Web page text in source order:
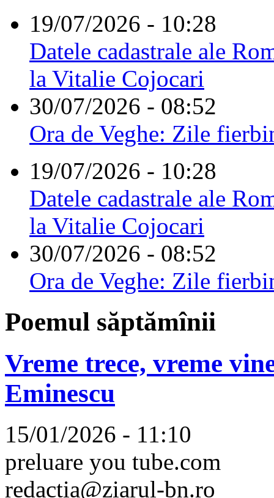
19/07/2026 - 10:28
Datele cadastrale ale
la Vitalie Cojocari
30/07/2026 - 08:52
Ora de Veghe: Zile
19/07/2026 - 10:28
Datele cadastrale ale
la Vitalie Cojocari
30/07/2026 - 08:52
Ora de Veghe: Zile
Poemul săptămînii
Vreme trece, vreme
Eminescu
15/01/2026 - 11:10
preluare you tube.com
redactia@ziarul-bn.ro